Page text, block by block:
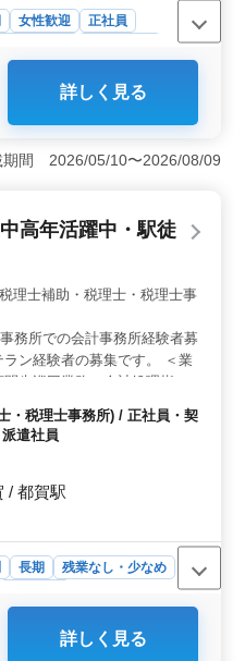
応募お待ちしております＾
女性歓迎
正社員
験豊富な方を歓迎し、会
る方や税理士科目合格者の
代以上のベテランも積極
して活躍できる環境で
率的に業務を行います。
トホームな雰囲気の中
で、土日祝日はしっかり
会保険完備や通勤手当の
ます。年間休日125日と、
た働き方が実現できま
詳しく見る
期間 2026/05/10〜2026/08/09
高年活躍中・駅徒
務所での会計事務所経験者募
ン経験者の募集です。 ＜業
問先巡回業務（会計処理指
・法人及び個人の税務会計
申告書類の作成及び税務相
設立、事業承継等のサポート
続税申告業務 ・経営アドバ
考＞ ・完全週休2日制 ・駅チ
備 ・税理士条件優遇 ぜひ今
ます。
・税理士事務所) / 正社員・契
遣社員
/ 都賀駅
長期
残業なし・少なめ
詳しく見る